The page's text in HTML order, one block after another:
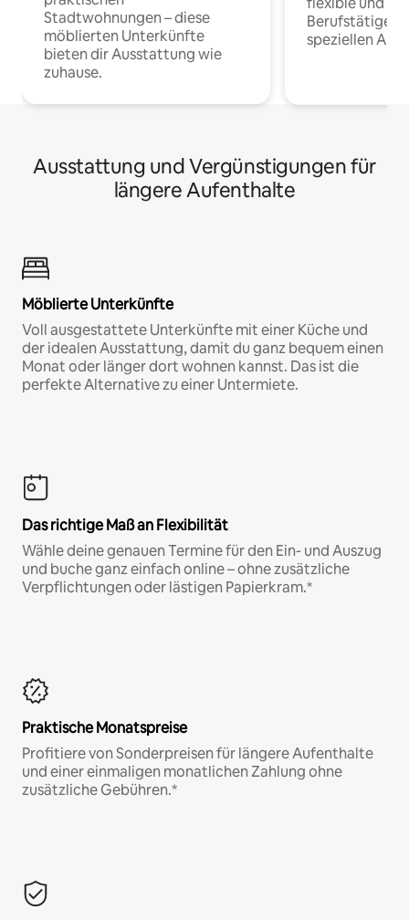
Stadtwohnungen – diese
möblierten Unterkünfte
bieten dir Ausstattung wie
zuhause.
Berufstätige
speziellen
Ausstattung und Vergünstigungen für
längere Aufenthalte
Möblierte Unterkünfte
Voll ausgestattete Unterkünfte mit einer Küche und
der idealen Ausstattung, damit du ganz bequem einen
Monat oder länger dort wohnen kannst. Das ist die
perfekte Alternative zu einer Untermiete.
Das richtige Maß an Flexibilität
Wähle deine genauen Termine für den Ein- und Auszug
und buche ganz einfach online – ohne zusätzliche
Verpflichtungen oder lästigen Papierkram.*
Praktische Monatspreise
Profitiere von Sonderpreisen für längere Aufenthalte
und einer einmaligen monatlichen Zahlung ohne
zusätzliche Gebühren.*